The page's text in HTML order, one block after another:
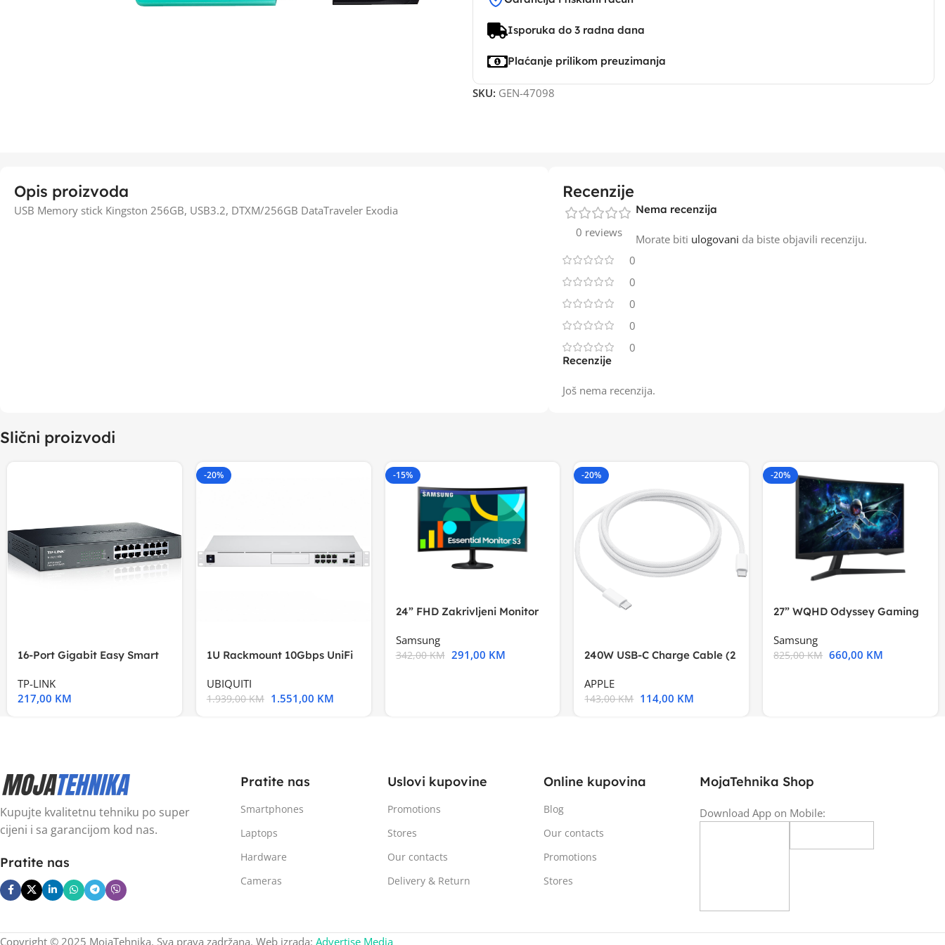
Isporuka do 3 radna dana
Plaćanje prilikom preuzimanja
SKU: GEN-47098
Opis proizvoda
USB Memory stick Kingston 256GB, USB3.2, DTXM/256GB DataTraveler Exodia
Recenzije
0 reviews
0
0
0
0
0
Recenzije
Još nema recenzija.
Nema recenzija
Morate biti ulogovani da biste objavili recenziju.
Slični proizvodi
16-Port Gigabit Easy Smart
TP-LINK
217,00 KM
-20%
1U Rackmount 10Gbps UniFi
UBIQUITI
1.939,00KM 1.551,00 KM
-15%
24” FHD Zakrivljeni Monitor
Samsung
342,00KM 291,00 KM
-20%
240W USB-C Charge Cable (2
APPLE
143,00KM 114,00 KM
-20%
27” WQHD Odyssey Gaming
Samsung
825,00KM 660,00 KM
Kupujte kvalitetnu tehniku po super
cijeni i sa garancijom kod nas.
Pratite nas
Pratite nas
Smartphones
Laptops
Hardware
Cameras
Uslovi kupovine
Promotions
Stores
Our contacts
Delivery & Return
Online kupovina
Blog
Our contacts
Promotions
Stores
MojaTehnika Shop
Download App on Mobile:
Copyright © 2025 MojaTehnika. Sva prava zadržana. Web izrada: Advertise Media